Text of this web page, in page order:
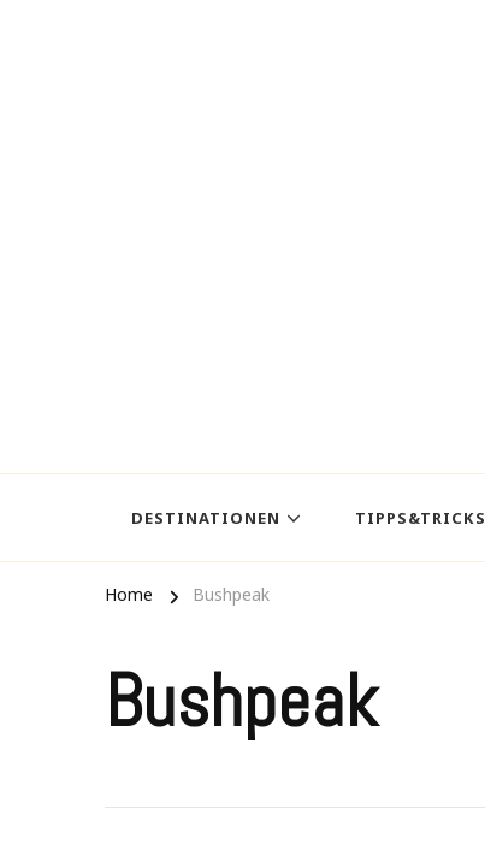
DESTINATIONEN TIPPS&TRICKS
Home Bushpeak
Bushpeak